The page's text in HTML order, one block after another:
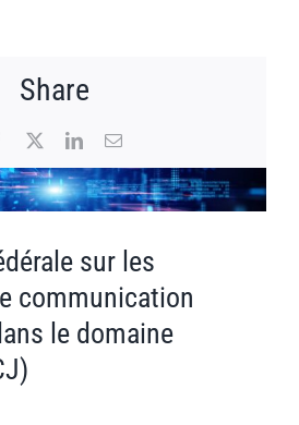
Share
Facebook LinkedInEmail
sur les
communication
le domaine